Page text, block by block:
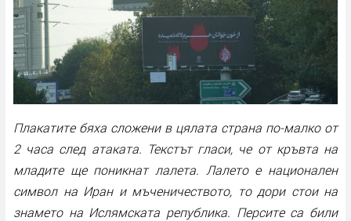
Плакатите бяха сложени в цялата страна по-малко от
2 часа след атаката. Текстът гласи, че от кръвта на
младите ще поникнат лалета. Лалето е национален
символ на Иран и мъченичеството, то дори стои на
знамето на Ислямската република. Персите са били